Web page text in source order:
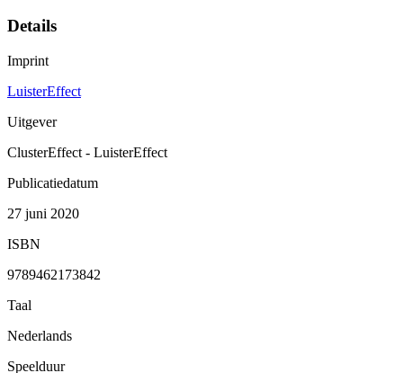
Details
Imprint
LuisterEffect
Uitgever
ClusterEffect - LuisterEffect
Publicatiedatum
27 juni 2020
ISBN
9789462173842
Taal
Nederlands
Speelduur